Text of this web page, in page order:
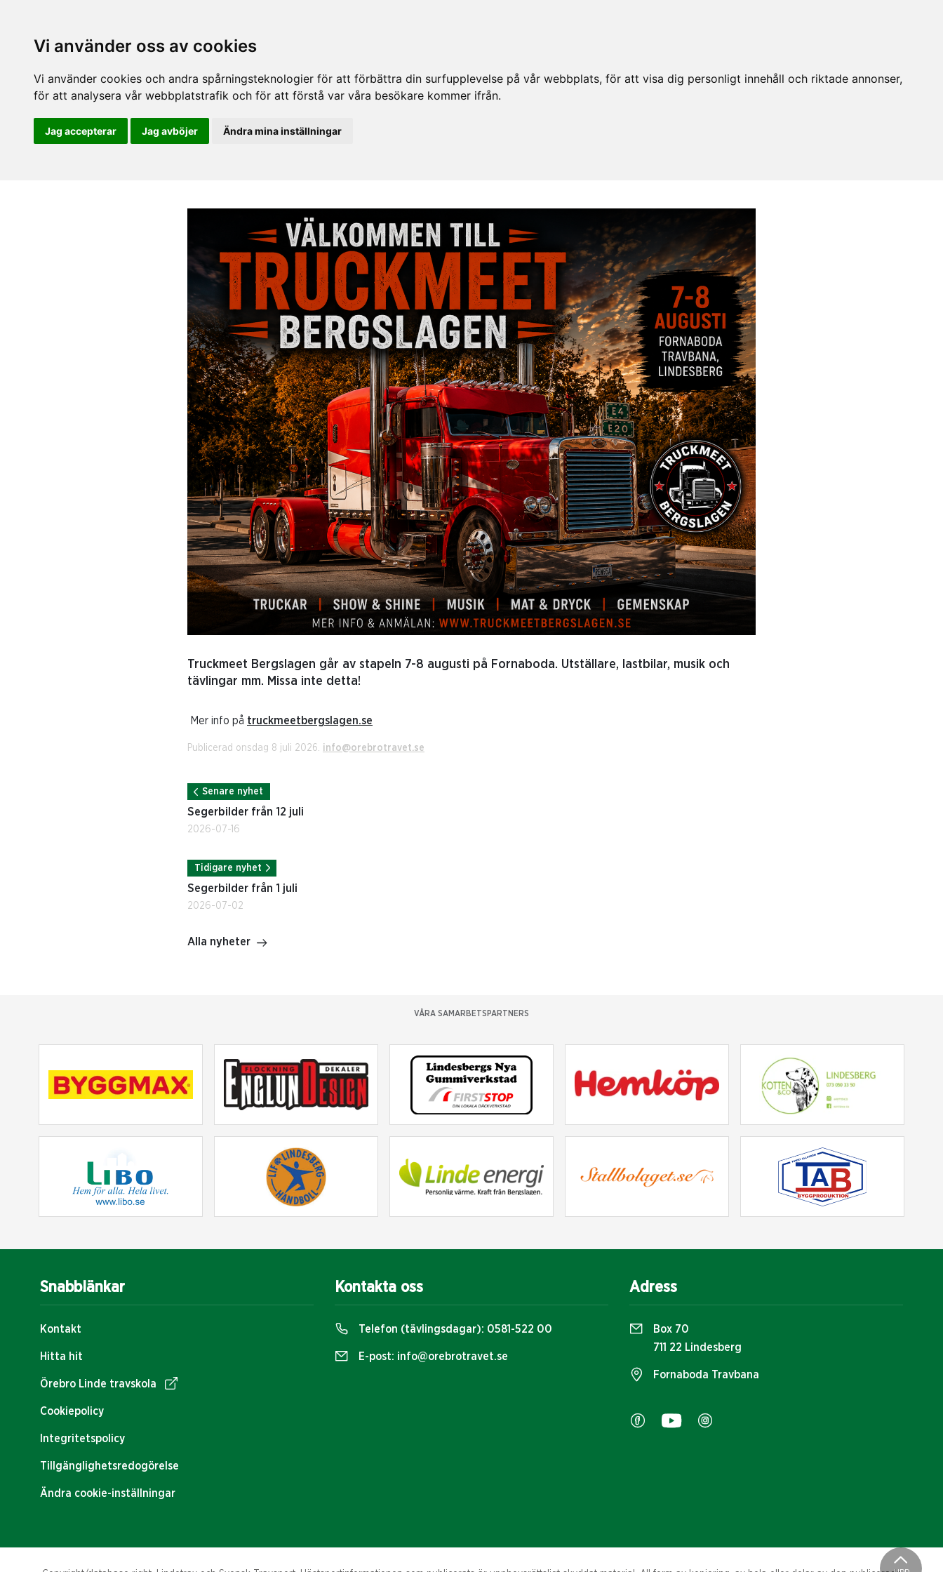
Vi använder oss av cookies
Vi använder cookies och andra spårningsteknologier för att förbättra din surfupplevelse på vår webbplats, för att visa dig personligt innehåll och riktade annonser,
för att analysera vår webbplatstrafik och för att förstå var våra besökare kommer ifrån.
Jag accepterar Jag avböjer Ändra mina inställningar
Truckmeet Bergslagen går av stapeln 7-8 augusti på Fornaboda. Utställare, lastbilar, musik och
tävlingar mm. Missa inte detta!
Mer info på truckmeetbergslagen.se
Publicerad onsdag 8 juli 2026. info@orebrotravet.se
Senare nyhet
Segerbilder från 12 juli
2026-07-16
Tidigare nyhet
Segerbilder från 1 juli
2026-07-02
Alla nyheter
VÅRA SAMARBETSPARTNERS
Snabblänkar
Kontakt
Hitta hit
Örebro Linde travskola
Cookiepolicy
Integritetspolicy
Tillgänglighetsredogörelse
Ändra cookie-inställningar
Kontakta oss
Telefon (tävlingsdagar): 0581-522 00
E-post: info@orebrotravet.se
Adress
Box 70
711 22 Lindesberg
Fornaboda Travbana